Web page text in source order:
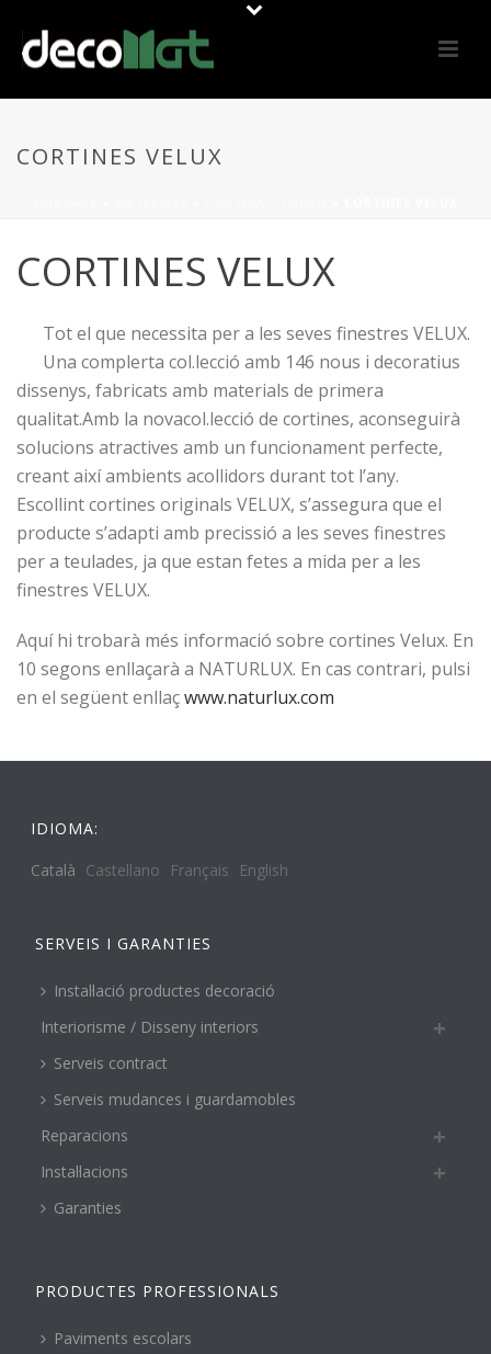
CORTINES VELUX
CORTINES VELUX
Tot el que necessita per a les seves finestres VELUX.
Una complerta col.lecció amb 146 nous i decoratius
dissenys, fabricats amb materials de primera
qualitat.Amb la novacol.lecció de cortines, aconseguirà
solucions atractives amb un funcionament perfecte,
creant així ambients acollidors durant tot l’any.
Escollint cortines originals VELUX, s’assegura que el
producte s’adapti amb precissió a les seves finestres
per a teulades, ja que estan fetes a mida per a les
finestres VELUX.
Aquí hi trobarà més informació sobre cortines Velux. En
10 segons enllaçarà a NATURLUX. En cas contrari, pulsi
en el següent enllaçwww.naturlux.com
IDIOMA:
Català Castellano Français English
SERVEIS I GARANTIES
Instal·lació productes decoració
Interiorisme / Disseny interiors
Serveis contract
Serveis mudances i guardamobles
Reparacions
Instal·lacions
Garanties
PRODUCTES PROFESSIONALS
Paviments escolars